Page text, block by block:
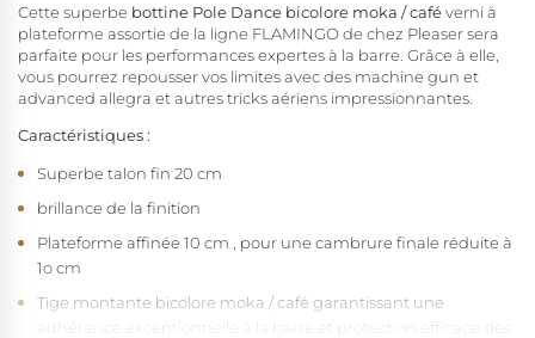
Cette superbe bottine Pole Dance bicolore moka / caféverni à
plateforme assortie de la ligne FLAMINGO de chez Pleaser sera
parfaite pour les performances expertes à la barre. Grâce à elle,
vous pourrez repousser vos limites avec des machine gun et
advanced allegra et autres tricks aériens impressionnantes.
Caractéristiques :
Superbe talon fin 20 cm
brillance de la finition
Plateforme affinée 10 cm , pour une cambrure finale réduite à
1o cm
Tige montante bicolore moka / café garantissant une
adhérence exceptionnelle à la barre et protection efficace des